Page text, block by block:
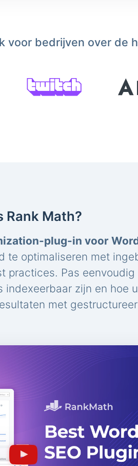
voor bedrijven over de
Rank Math?
plug-in voor
te optimaliseren met
practices. Pas
indexeerbaar zijn en hoe
met